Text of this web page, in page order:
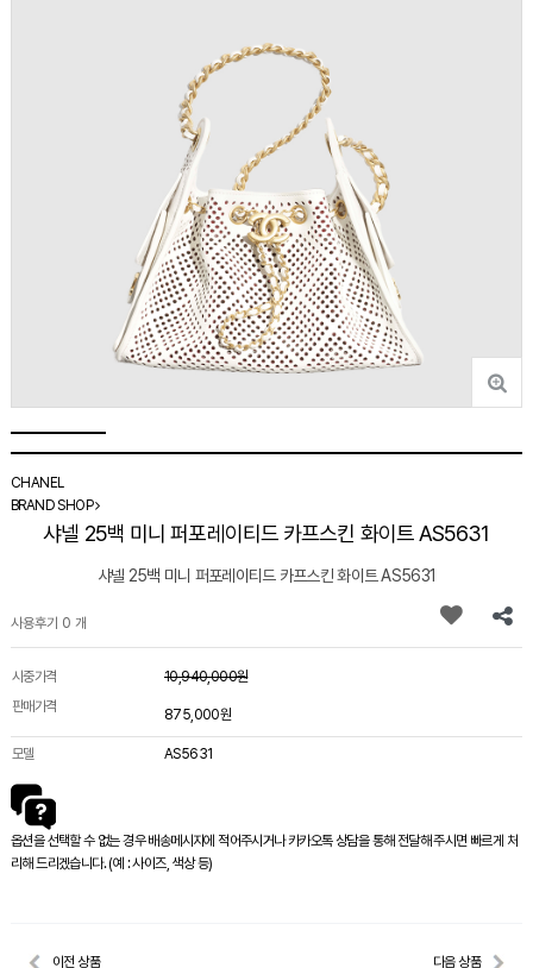
CHANEL
BRAND SHOP
샤넬 25백 미니 퍼포레이티드 카프스킨 화이트 AS5631
샤넬 25백 미니 퍼포레이티드 카프스킨 화이트 AS5631
사용후기 0 개
시중가격
10,940,000원
판매가격
875,000원
모델 AS5631
옵션을 선택할 수 없는 경우 배송메시지에 적어주시거나 카카오톡 상담을 통해 전달해 주시면 빠르게 처
리해 드리겠습니다. (예 : 사이즈, 색상 등)
이전 상품 다음 상품